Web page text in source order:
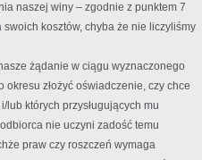
naszej winy – zgodnie z punktem 7
kosztów, chyba że nie liczyliśmy
żądanie w ciągu wyznaczonego
złożyć oświadczenie, czy chce
których przysługujących mu
nie uczyni zadość temu
praw czy roszczeń wymaga